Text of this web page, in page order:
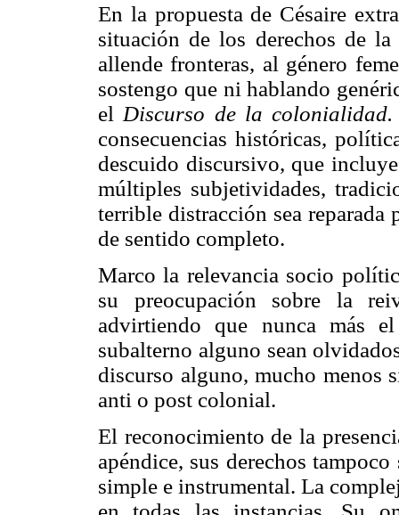
En la propuesta de Césaire
situación de los derechos de
allende fronteras, al género
sostengo que ni hablando
el Discurso de la
consecuencias históricas,
descuido discursivo, que
múltiples subjetividades,
terrible distracción sea reparada
de sentido completo.
Marco la relevancia socio
su preocupación sobre la
advirtiendo que nunca más
subalterno alguno sean
discurso alguno, mucho menos
anti o post colonial.
El reconocimiento de la
apéndice, sus derechos
simple e instrumental. La